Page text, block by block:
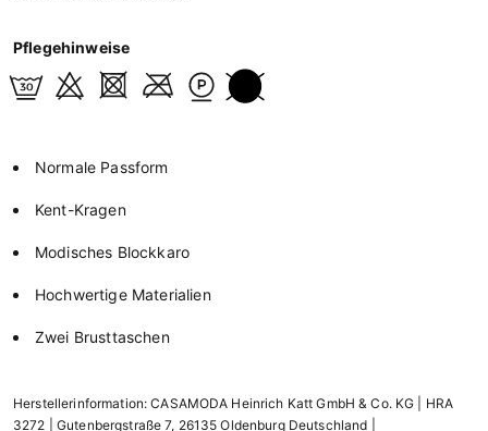
Pflegehinweise
Normale Passform
Kent-Kragen
Modisches Blockkaro
Hochwertige Materialien
Zwei Brusttaschen
Herstellerinformation: CASAMODA Heinrich Katt GmbH & Co. KG | HRA
3272 | Gutenbergstraße 7, 26135 Oldenburg Deutschland |